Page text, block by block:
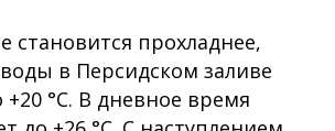
становится прохладнее,
в Персидском заливе
+20 °C. В дневное время